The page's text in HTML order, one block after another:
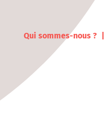
Qui sommes-nous ?